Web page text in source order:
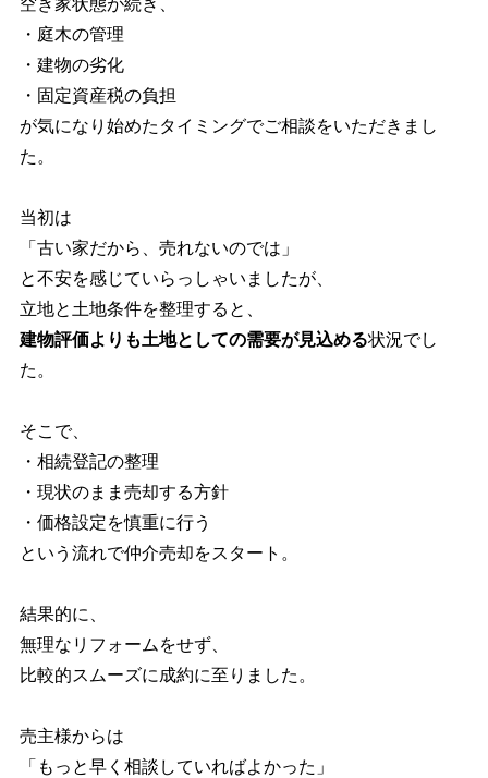
空き家状態が続き、
・庭木の管理
・建物の劣化
・固定資産税の負担
が気になり始めたタイミングでご相談をいただきまし
た。
当初は
「古い家だから、売れないのでは」
と不安を感じていらっしゃいましたが、
立地と土地条件を整理すると、
建物評価よりも土地としての需要が見込める状況でし
た。
そこで、
・相続登記の整理
・現状のまま売却する方針
・価格設定を慎重に行う
という流れで仲介売却をスタート。
結果的に、
無理なリフォームをせず、
比較的スムーズに成約に至りました。
売主様からは
「もっと早く相談していればよかった」